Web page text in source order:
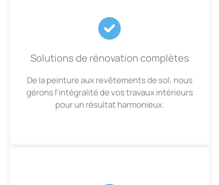
Solutions de rénovation complètes
De la peinture aux revêtements de sol, nous
gérons l’intégralité de vos travaux intérieurs
pour un résultat harmonieux.